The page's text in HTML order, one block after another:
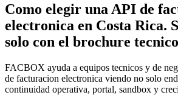
Como elegir una API de
electronica en Costa Rica.
solo con el brochure
FACBOX ayuda a equipos tecnicos y de
de facturacion electronica viendo no solo
continuidad operativa, portal, sandbox y